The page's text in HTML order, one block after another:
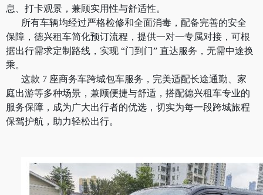
息、打卡观景，兼顾实用性与舒适性。
所有车辆均经过严格检修和全面消毒，配备完善的安全
保障，德兴租车简化预订流程，提供一对一专属对接，可根
据出行需求定制路线，实现 “门到门” 直达服务，无需中途换
乘。
这款 7 座商务车跨城包车服务，完美适配长途通勤、家
庭出游等多种场景，兼顾便捷与舒适，搭配德兴租车专业的
服务保障，成为广大出行者的优选，切实为每一段跨城旅程
保驾护航，助力轻松出行。